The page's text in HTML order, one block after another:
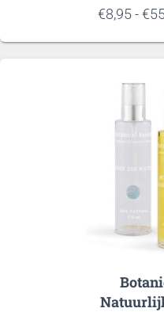
€8,95-€